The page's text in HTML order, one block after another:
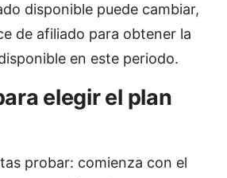
disponible puede cambiar,
de afiliado para obtener la
en este periodo.
elegir el plan
probar: comienza con el